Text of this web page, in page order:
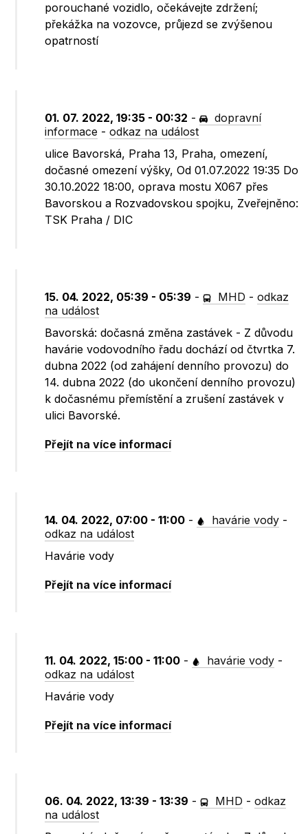
porouchané vozidlo, očekávejte zdržení;
překážka na vozovce, průjezd se zvýšenou
opatrností
01. 07. 2022, 19:35 - 00:32 -
dopravní
informace -odkaz na událost
ulice Bavorská, Praha 13, Praha, omezení,
dočasné omezení výšky, Od 01.07.2022 19:35 Do
30.10.2022 18:00, oprava mostu X067 přes
Bavorskou a Rozvadovskou spojku, Zveřejněno:
TSK Praha / DIC
15. 04. 2022, 05:39 - 05:39 - MHD -odkaz
na událost
Bavorská: dočasná změna zastávek - Z důvodu
havárie vodovodního řadu dochází od čtvrtka 7.
dubna 2022 (od zahájení denního provozu) do
14. dubna 2022 (do ukončení denního provozu)
k dočasnému přemístění a zrušení zastávek v
ulici Bavorské.
Přejít na více informací
14. 04. 2022, 07:00 - 11:00 - havárie vody -
odkaz na událost
Havárie vody
Přejít na více informací
11. 04. 2022, 15:00 - 11:00 - havárie vody -
odkaz na událost
Havárie vody
Přejít na více informací
06. 04. 2022, 13:39 - 13:39 - MHD -odkaz
na událost